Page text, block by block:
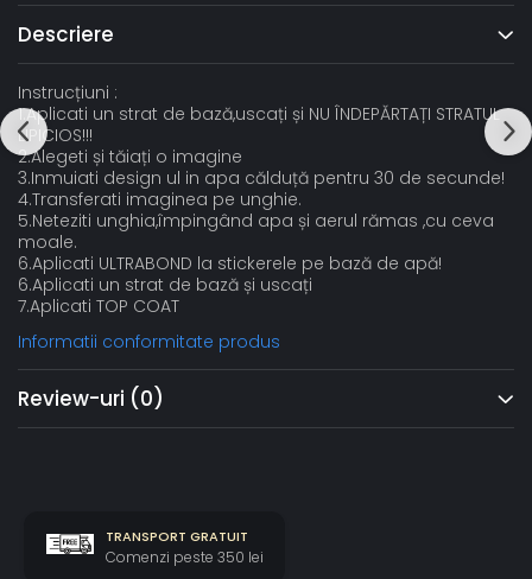
Descriere
Instrucțiuni :
1.Aplicati un strat de bază,uscați și NU ÎNDEPĂRTAȚI STRATUL
LIPICIOS!!!
2.Alegeti și tăiați o imagine
3.Inmuiati design ul in apa călduță pentru 30 de secunde!
4.Transferati imaginea pe unghie.
5.Neteziti unghia,împingând apa și aerul rămas ,cu ceva
moale.
6.Aplicati ULTRABOND la stickerele pe bază de apă!
6.Aplicati un strat de bază și uscați
7.Aplicati TOP COAT
Informatii conformitate produs
Review-uri (0)
TRANSPORT GRATUIT
Comenzi peste 350 lei